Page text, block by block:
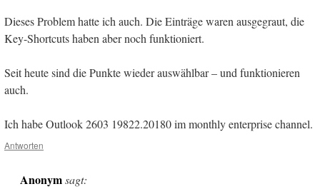
Dieses Problem hatte ich auch. Die Einträge waren ausgegraut, die
Key-Shortcuts haben aber noch funktioniert.
Seit heute sind die Punkte wieder auswählbar – und funktionieren
auch.
Ich habe Outlook 2603 19822.20180 im monthly enterprise channel.
Antworten
Anonym sagt: